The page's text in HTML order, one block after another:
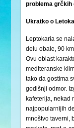
problema grčkih
Ukratko o
Leptokaria se
delu obale, 90
Ovu oblast
mediteranske
tako da gostima
godišnji odmor.
kafeterija, nekad
najpopularnijih
mnoštvo taverni,